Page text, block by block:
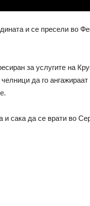
и се пресели во
за услугите на
да го
сака да се врати во